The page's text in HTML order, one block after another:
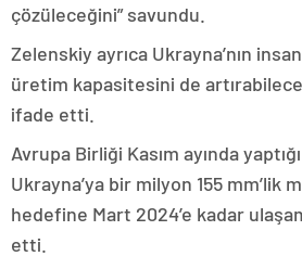
çözüleceğini” savundu.
Zelenskiy ayrıca Ukrayna’nın
üretim kapasitesini de
ifade etti.
Avrupa Birliği Kasım ayında
Ukrayna’ya bir milyon 155 mm’lik
hedefine Mart 2024’e kadar
etti.